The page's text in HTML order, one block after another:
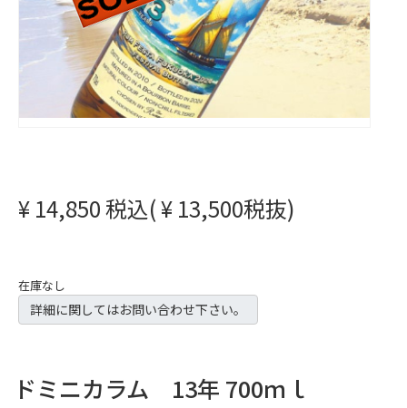
¥ 14,850 税込( ¥ 13,500税抜)
在庫なし
詳細に関してはお問い合わせ下さい。
ドミニカラム 13年 700ｍｌ